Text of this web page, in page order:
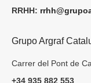
RRHH:
Grupo Argraf
Carrer del Pont de
+34 935 882 553